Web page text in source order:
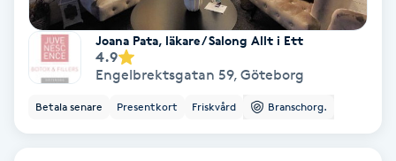
Tuina-massage
Taktil massage
Joana Pata, läkare / Salong Allt i Ett
4.9
Engelbrektsgatan 59, Göteborg
Betala senare Presentkort Friskvård Branschorg.